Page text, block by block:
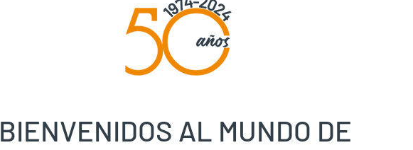
BIENVENIDOS AL MUNDO DE